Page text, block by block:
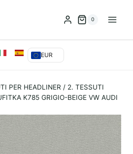
0
EUR
PER HEADLINER / 2. TESSUTI
K785 GRIGIO-BEIGE VW AUDI